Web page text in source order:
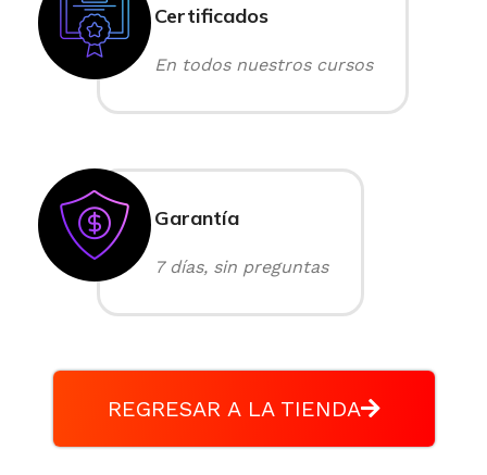
Certificados
En todos nuestros cursos
Garantía
7 días, sin preguntas
REGRESAR A LA TIENDA